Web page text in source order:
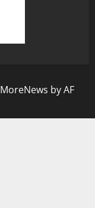
MoreNews by AF